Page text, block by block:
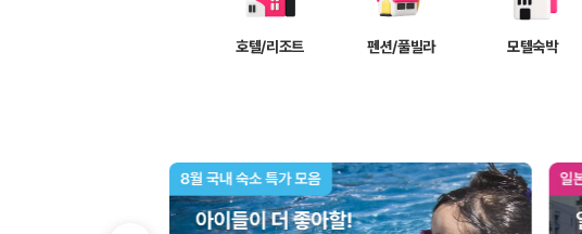
제주렌트카 최저가는 차량 기본요금만으로 판단하기 어렵습니다. 보험 포함 여부, 면
2. 보험 조건은 가격만큼 중요합니다
호텔/리조트 펜션/풀빌라 모텔숙박